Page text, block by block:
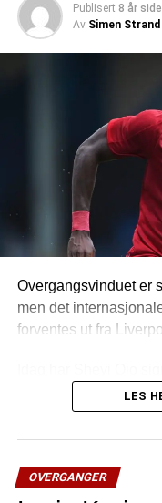
Publisert 8 år
Av Simen Strand
Overgangsvinduet er
men det
forventes ut fra
samtidig blitt lånt ut
inneværende sesong.
LES
OVERGANGER